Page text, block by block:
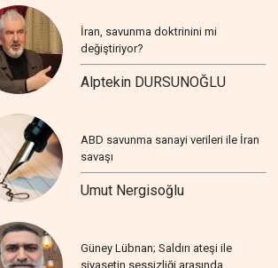
İran, savunma doktrinini mi
değiştiriyor?
Alptekin DURSUNOĞLU
ABD savunma sanayi verileri ile İran
savaşı
Umut Nergisoğlu
Güney Lübnan; Saldırı ateşi ile
siyasetin sessizliği arasında